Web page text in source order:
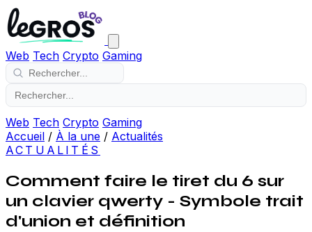
Web Tech Crypto Gaming
Web Tech Crypto Gaming
Accueil / À la une / Actualités
ACTUALITÉS
Comment faire le tiret du 6 sur
un clavier qwerty - Symbole trait
d'union et définition